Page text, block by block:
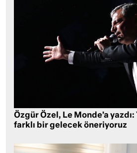
Özgür Özel, Le Monde’a
farklı bir gelecek öneriyoruz